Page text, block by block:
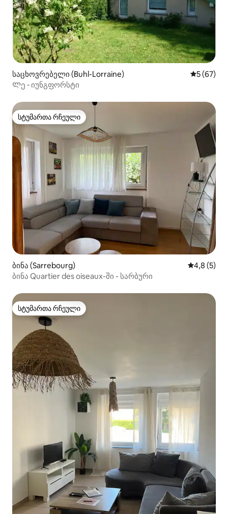
საცხოვრებელი (Buhl-Lorraine) საშუალო
5 (67)
Ლე ‑ იუნგფორსტი
სტუმართა რჩეული
სტუმართა რჩეული
ბინა (Sarrebourg) საშუალო
4,8 (5)
ბინა Quartier des oiseaux-ში - სარბური
სტუმართა რჩეული
სტუმართა რჩეული